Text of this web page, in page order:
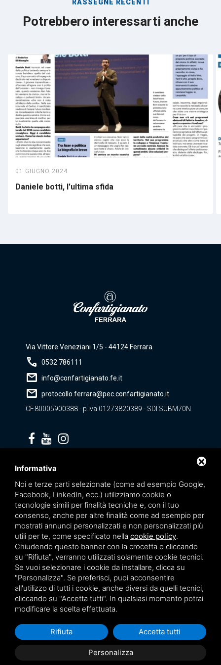
RASSEGNE RECENTI
Potrebbero interessarti anche
01 GIUGNO 2024
Daniele botti, l'ultima sfida
Via Vittore Veneziani 1/5 - 44124 Ferrara
call 0532 786111
mail info@confartigianato.fe.it
mail protocollo.ferrara@pec.confartigianato.it
CF.80005900388 - p.iva 01273820389 - SDI SUBM70N
Questo sito è protetto da Google reCAPTCHA v3,Privacy Policy
Terms of Service
di Google.
Informativa
Noi e terze parti selezionate (come ad esempio Google,
Facebook, LinkedIn, ecc.) utilizziamo cookie o
tecnologie simili per finalità tecniche e, con il tuo
consenso, anche per altre finalità come ad esempio per
mostrati annunci personalizzati e non personalizzati più
utili per te, come specificato nella cookie policy.
Chiudendo questo banner con la crocetta o cliccando
su "Rifiuta", verranno utilizzati solamente cookie tecnici.
Se vuoi selezionare i cookie da installare, clicca su
"Personalizza". Se preferisci, puoi acconsentire
all'utilizzo di tutti i cookie, anche diversi da quelli tecnici,
cliccando su "Accetta tutti". In qualsiasi momento potrai
modificare la scelta effettuata.
Personalizza
Rifiuta Accetta tutti